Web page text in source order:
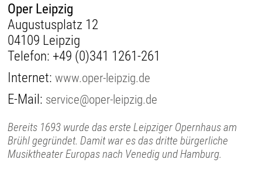
Oper Leipzig
Augustusplatz 12
04109 Leipzig
Telefon: +49 (0)341 1261-261
Internet:www.oper-leipzig.de
E-Mail: service@oper-leipzig.de
Bereits 1693 wurde das erste Leipziger Opernhaus am
Brühl gegründet. Damit war es das dritte bürgerliche
Musiktheater Europas nach Venedig und Hamburg.